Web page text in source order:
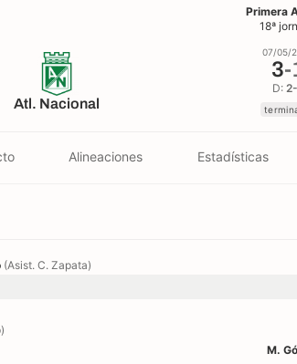
Primera
18ª
Atl. Nacional
07/05/
3-
D:
Alineaciones Estadísticas
(Asist. C. Zapata)
M.